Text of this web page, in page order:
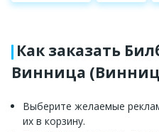
Как заказать
Винница
Выберите желаемые
их в корзину.